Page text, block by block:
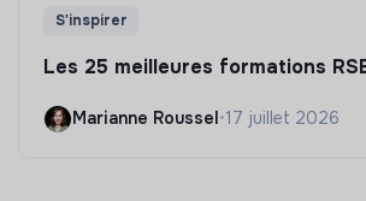
S'inspirer
Les 25 meilleures formations
Marianne Roussel•17 juillet 2026